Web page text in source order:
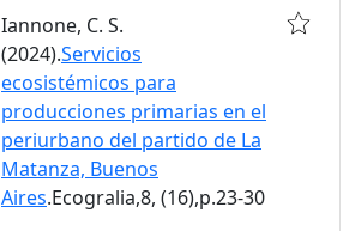
Iannone, C. S.
(2024).Servicios
ecosistémicos para
producciones primarias en el
periurbano del partido de La
Matanza, Buenos
Aires.Ecogralia,8, (16),p.23-30